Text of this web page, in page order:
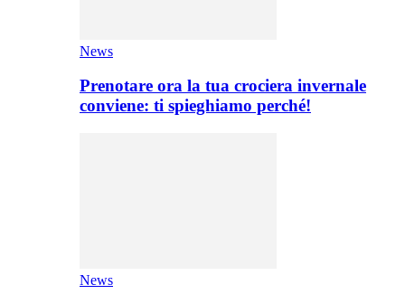
News
Prenotare ora la tua crociera invernale
conviene: ti spieghiamo perché!
News